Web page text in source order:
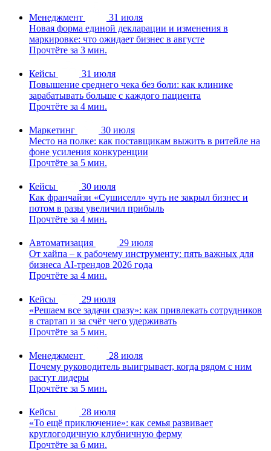
Менеджмент
31 июля
Новая форма единой декларации и изменения в
маркировке: что ожидает бизнес в августе
Прочтёте за 3 мин.
Кейсы
31 июля
Повышение среднего чека без боли: как клинике
зарабатывать больше с каждого пациента
Прочтёте за 4 мин.
Маркетинг
30 июля
Место на полке: как поставщикам выжить в ритейле на
фоне усиления конкуренции
Прочтёте за 5 мин.
Кейсы
30 июля
Как франчайзи «Сушиселл» чуть не закрыл бизнес и
потом в разы увеличил прибыль
Прочтёте за 4 мин.
Автоматизация
29 июля
От хайпа – к рабочему инструменту: пять важных для
бизнеса AI-трендов 2026 года
Прочтёте за 4 мин.
Кейсы
29 июля
«Решаем все задачи сразу»: как привлекать сотрудников
в стартап и за счёт чего удерживать
Прочтёте за 5 мин.
Менеджмент
28 июля
Почему руководитель выигрывает, когда рядом с ним
растут лидеры
Прочтёте за 5 мин.
Кейсы
28 июля
«То ещё приключение»: как семья развивает
круглогодичную клубничную ферму
Прочтёте за 6 мин.